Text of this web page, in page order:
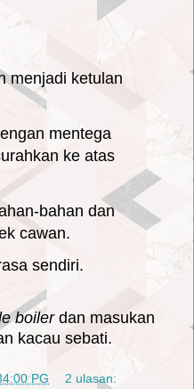
menjadi ketulan
mentega
ke atas
bahan dan
cawan.
sendiri.
boilerdan masukan
kacau sebati.
PG 2 ulasan: